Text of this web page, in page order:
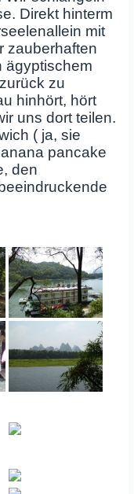
Direkt hinterm
mit
zauberhaften
ägyptischem
zu
hinhört, hört
uns dort teilen.
( ja, sie
pancake
den